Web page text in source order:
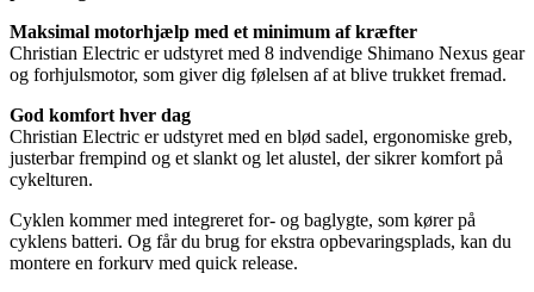
Maksimal motorhjælp med et minimum af kræfter
Christian Electric er udstyret med 8 indvendige Shimano Nexus gear
og forhjulsmotor, som giver dig følelsen af at blive trukket fremad.
God komfort hver dag
Christian Electric er udstyret med en blød sadel, ergonomiske greb,
justerbar frempind og et slankt og let alustel, der sikrer komfort på
cykelturen.
Cyklen kommer med integreret for- og baglygte, som kører på
cyklens batteri. Og får du brug for ekstra opbevaringsplads, kan du
montere en forkurv med quick release.